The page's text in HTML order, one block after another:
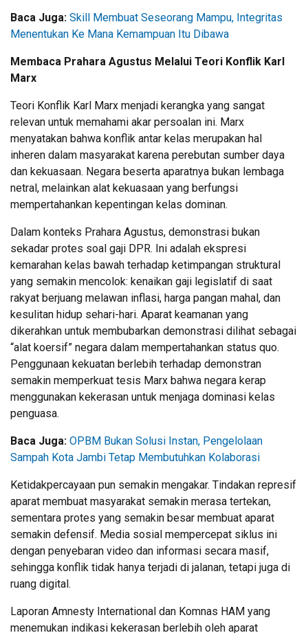
Baca Juga: Skill Membuat Seseorang Mampu, Integritas
Menentukan Ke Mana Kemampuan Itu Dibawa
Membaca Prahara Agustus Melalui Teori Konflik Karl
Marx
Teori Konflik Karl Marx menjadi kerangka yang sangat
relevan untuk memahami akar persoalan ini. Marx
menyatakan bahwa konflik antar kelas merupakan hal
inheren dalam masyarakat karena perebutan sumber daya
dan kekuasaan. Negara beserta aparatnya bukan lembaga
netral, melainkan alat kekuasaan yang berfungsi
mempertahankan kepentingan kelas dominan.
Dalam konteks Prahara Agustus, demonstrasi bukan
sekadar protes soal gaji DPR. Ini adalah ekspresi
kemarahan kelas bawah terhadap ketimpangan struktural
yang semakin mencolok: kenaikan gaji legislatif di saat
rakyat berjuang melawan inflasi, harga pangan mahal, dan
kesulitan hidup sehari-hari. Aparat keamanan yang
dikerahkan untuk membubarkan demonstrasi dilihat sebagai
“alat koersif” negara dalam mempertahankan status quo.
Penggunaan kekuatan berlebih terhadap demonstran
semakin memperkuat tesis Marx bahwa negara kerap
menggunakan kekerasan untuk menjaga dominasi kelas
penguasa.
Baca Juga: OPBM Bukan Solusi Instan, Pengelolaan
Sampah Kota Jambi Tetap Membutuhkan Kolaborasi
Ketidakpercayaan pun semakin mengakar. Tindakan represif
aparat membuat masyarakat semakin merasa tertekan,
sementara protes yang semakin besar membuat aparat
semakin defensif. Media sosial mempercepat siklus ini
dengan penyebaran video dan informasi secara masif,
sehingga konflik tidak hanya terjadi di jalanan, tetapi juga di
ruang digital.
Laporan Amnesty International dan Komnas HAM yang
menemukan indikasi kekerasan berlebih oleh aparat